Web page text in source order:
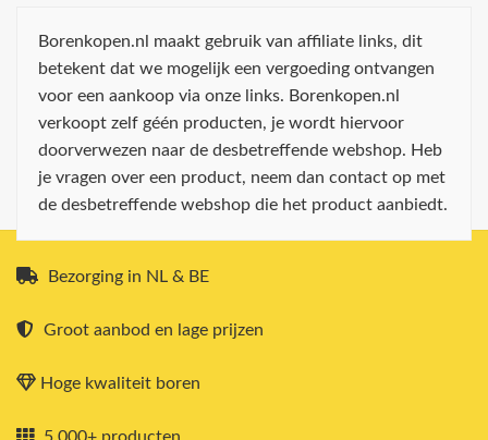
Borenkopen.nl maakt gebruik van affiliate links, dit
betekent dat we mogelijk een vergoeding ontvangen
voor een aankoop via onze links. Borenkopen.nl
verkoopt zelf géén producten, je wordt hiervoor
doorverwezen naar de desbetreffende webshop. Heb
je vragen over een product, neem dan contact op met
de desbetreffende webshop die het product aanbiedt.
Bezorging in NL & BE
Groot aanbod en lage prijzen
Hoge kwaliteit boren